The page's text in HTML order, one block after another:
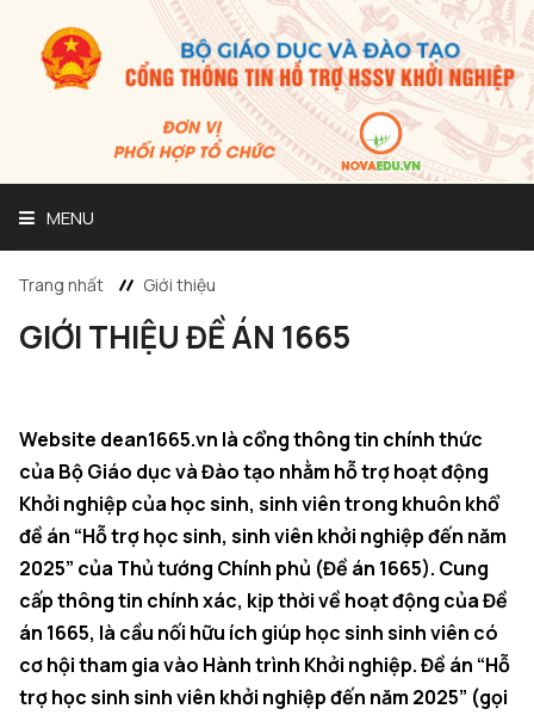
MENU
Trang chủ
SV Startup VIII
Tin Tức
Vinh danh
Liên hệ
Trang nhất Giới thiệu
GIỚI THIỆU ĐỀ ÁN 1665
Website dean1665.vn là cổng thông tin chính thức
của Bộ Giáo dục và Đào tạo nhằm hỗ trợ hoạt động
Khởi nghiệp của học sinh, sinh viên trong khuôn khổ
đề án “Hỗ trợ học sinh, sinh viên khởi nghiệp đến năm
2025” của Thủ tướng Chính phủ (Đề án 1665). Cung
cấp thông tin chính xác, kịp thời về hoạt động của Đề
án 1665, là cầu nối hữu ích giúp học sinh sinh viên có
cơ hội tham gia vào Hành trình Khởi nghiệp. Đề án “Hỗ
trợ học sinh sinh viên khởi nghiệp đến năm 2025” (gọi